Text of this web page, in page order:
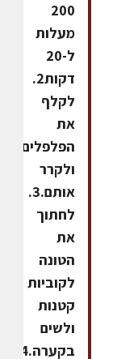
200
מעלות
ל-20
דקות2.
לקלף
את
הפלפלים
ולקרר
אותם.3.
לחתוך
את
הטונה
לקוביות
קטנות
ולשים